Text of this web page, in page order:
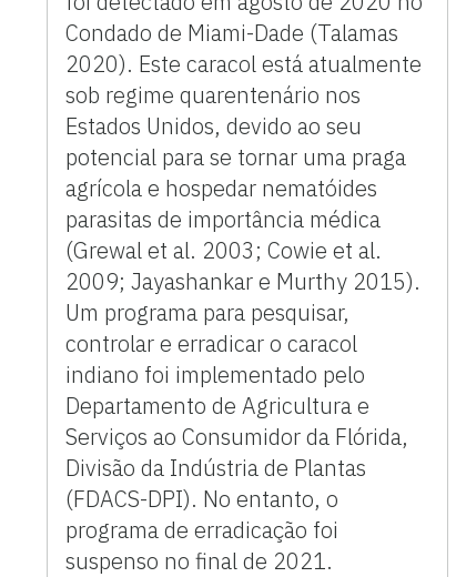
Condado de Miami-Dade (Talamas
2020). Este caracol está atualmente
sob regime quarentenário nos
Estados Unidos, devido ao seu
potencial para se tornar uma praga
agrícola e hospedar nematóides
parasitas de importância médica
(Grewal et al. 2003; Cowie et al.
2009; Jayashankar e Murthy 2015).
Um programa para pesquisar,
controlar e erradicar o caracol
indiano foi implementado pelo
Departamento de Agricultura e
Serviços ao Consumidor da Flórida,
Divisão da Indústria de Plantas
(FDACS-DPI). No entanto, o
programa de erradicação foi
suspenso no final de 2021.